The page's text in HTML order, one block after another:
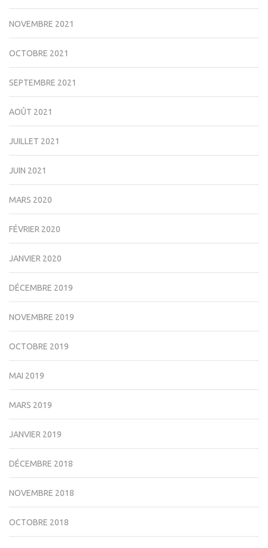
NOVEMBRE 2021
OCTOBRE 2021
SEPTEMBRE 2021
AOÛT 2021
JUILLET 2021
JUIN 2021
MARS 2020
FÉVRIER 2020
JANVIER 2020
DÉCEMBRE 2019
NOVEMBRE 2019
OCTOBRE 2019
MAI 2019
MARS 2019
JANVIER 2019
DÉCEMBRE 2018
NOVEMBRE 2018
OCTOBRE 2018